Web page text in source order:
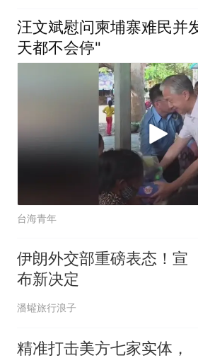
汪文斌慰问柬埔寨难民并
天都不会停"
台海青年
伊朗外交部重磅表态！宣
布新决定
潘蠸旅行浪子
精准打击美方七家实体，